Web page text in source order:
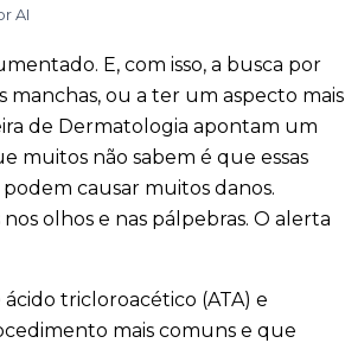
AI
E, com isso, a busca por
manchas, ou a ter um aspecto mais
de Dermatologia apontam um
muitos não sabem é que essas
causar muitos danos.
olhos e nas pálpebras. O alerta
tricloroacético (ATA) e
mais comuns e que